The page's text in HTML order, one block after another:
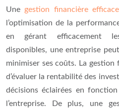
Une gestion financière efficace
l’optimisation de la
en gérant efficacement
disponibles, une entreprise
minimiser ses coûts. La gestion
d’évaluer la rentabilité des
décisions éclairées en
l’entreprise. De plus, une